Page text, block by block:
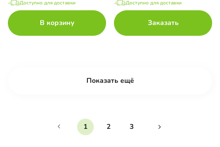
Доступно для доставки
В корзину
Доступно для доставки
Заказать
Показать ещё
1 2 3